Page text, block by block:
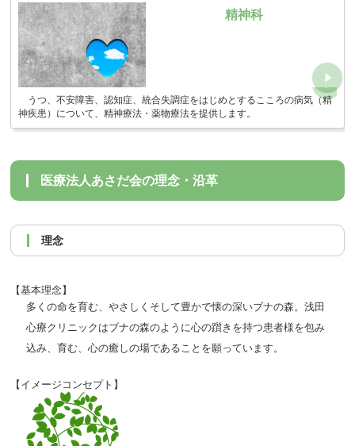
精神科
うつ、不安障害、認知症、統合失調症をはじめとするこころの病気（精
神疾患）について、精神療法・薬物療法を提供します。
医療法人あさだ会の理念・沿革
理念
【基本理念】
多くの命を育む、やさしくそして豊かで懐の深いブナの森。浅田
心療クリニックはブナの森のように心の躓きを持つ患者様を包み
込み、育む、心の癒しの場であることを願っています。
【イメージコンセプト】